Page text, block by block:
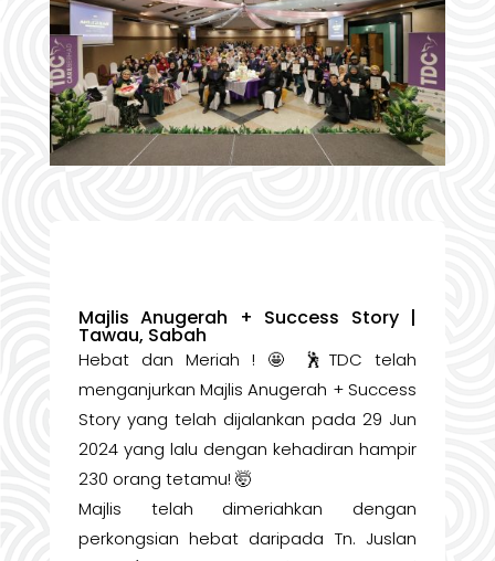
Majlis Anugerah + Success Story |
Tawau, Sabah
Hebat dan Meriah ! 🤩 🕺TDC telah
menganjurkan Majlis Anugerah + Success
Story yang telah dijalankan pada 29 Jun
2024 yang lalu dengan kehadiran hampir
230 orang tetamu! 🤯
Majlis telah dimeriahkan dengan
perkongsian hebat daripada Tn. Juslan